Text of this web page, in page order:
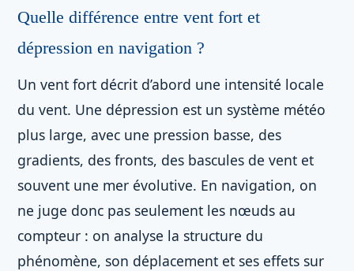
Quelle différence entre vent fort et
dépression en navigation ?
Un vent fort décrit d’abord une intensité locale
du vent. Une dépression est un système météo
plus large, avec une pression basse, des
gradients, des fronts, des bascules de vent et
souvent une mer évolutive. En navigation, on
ne juge donc pas seulement les nœuds au
compteur : on analyse la structure du
phénomène, son déplacement et ses effets sur